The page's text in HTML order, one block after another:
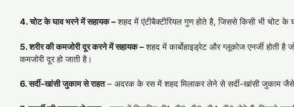
4. चोट के घाव भरने में सहायक –शहद में एंटीबैक्टीरियल गुण होते है, जिससे किसी भी चोट के
5. शरीर की कमजोरी दूर करने में सहायक –शहद में कार्बोहाइड्रेट और ग्लूकोज एनर्जी होती
कमजोरी दूर हो जाती है।
6. सर्दी-खांसी जुकाम से राहत– अदरक के रस में शहद मिलाकर लेने से सर्दी-खांसी जुकाम जैसे